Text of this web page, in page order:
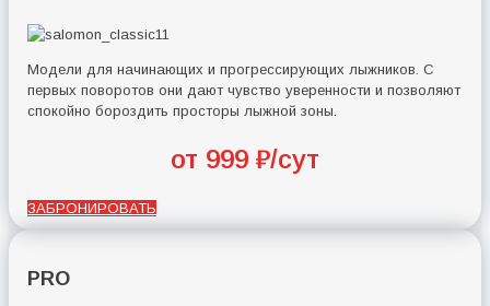
Модели для начинающих и прогрессирующих лыжников. С
первых поворотов они дают чувство уверенности и позволяют
спокойно бороздить просторы лыжной зоны.
от 999 ₽/сут
ЗАБРОНИРОВАТЬ
PRO